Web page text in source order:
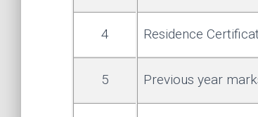
4 Residence
5 Previous year